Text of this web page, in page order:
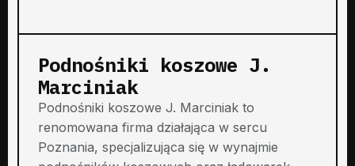
Podnośniki koszowe J.
Marciniak
Podnośniki koszowe J. Marciniak to
renomowana firma działająca w sercu
Poznania, specjalizująca się w wynajmie